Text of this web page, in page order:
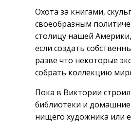
Охота за книгами,
своеобразным
столицу нашей
если создать
разве что некоторые
собрать коллекцию
Пока в Виктории
библиотеки и
нищего художника или